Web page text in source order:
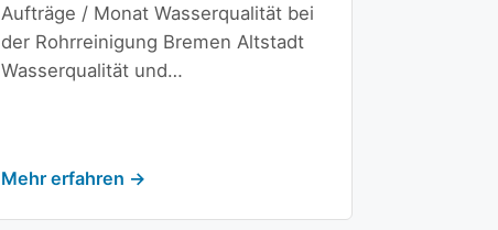
Aufträge / Monat Wasserqualität bei
der Rohrreinigung Bremen Altstadt
Wasserqualität und…
Mehr erfahren →